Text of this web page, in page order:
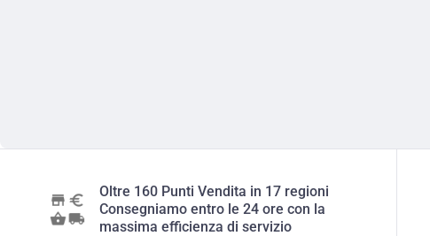
Oltre 160 Punti Vendita in 17 regioni
Consegniamo entro le 24 ore con la
massima efficienza di servizio